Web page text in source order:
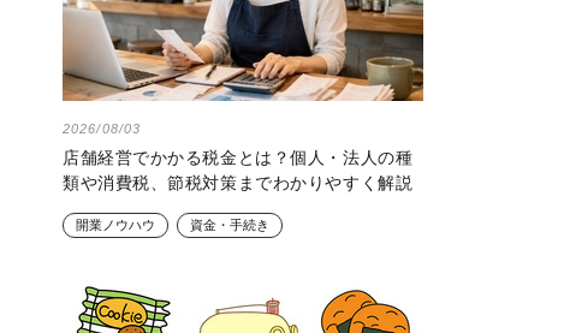
2026/08/03
店舗経営でかかる税金とは？個人・法人の種
類や消費税、節税対策までわかりやすく解説
開業ノウハウ 資金・手続き